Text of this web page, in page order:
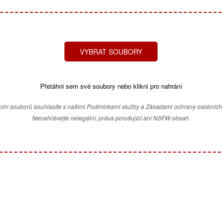
VYBRAT SOUBORY
Přetáhni sem své soubory nebo klikni pro nahrání
souborů souhlasíte s našimi Podmínkami služby a Zásadami ochrany
Nenahrávejte nelegální, práva porušující ani NSFW obsah.